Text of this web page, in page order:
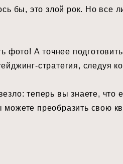
бы, это злой рок. Но все
фото! А точнее
стратегия, следуя
теперь вы знаете, что
преобразить свою